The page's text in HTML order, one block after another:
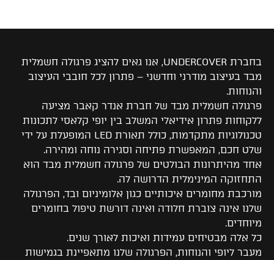
בחברת UNDERCOVER, אנו גאים להציג פרגולה חשמלית
מבד בעיצוב מודרני וחדשני – פתרון לכל חובבי העיצוב
והנוחות.
פרגולה חשמלית מבד של חברת אנדר קאבר מציעה
ללקוחות פתרון אידיאלי המשלב בין יופי קלאסי לתכונות
טכנולוגיות מתקדמות, כולל תאורת LED המופעלת על ידי
שלט חכם, המאפשרת פתיחה וסגירה נוחה ומהירה.
אחד מהיתרונות הבולטים של פרגולה חשמלית מבד הוא
התחזוקה המינימלית הדרושה לה.
מורכבת מחומרים איכותיים כגון אלומיניום ובד, הפרגולה
שלנו אינה צוברת חלודה ואינה דורשת טיפול בחומרים
מיוחדים.
כל אלה מבטיחים עמידות ואיכות לאורך שנים.
מעבר ליופי והנוחות, הפרגולה שלנו מתאפיינת בגמישות